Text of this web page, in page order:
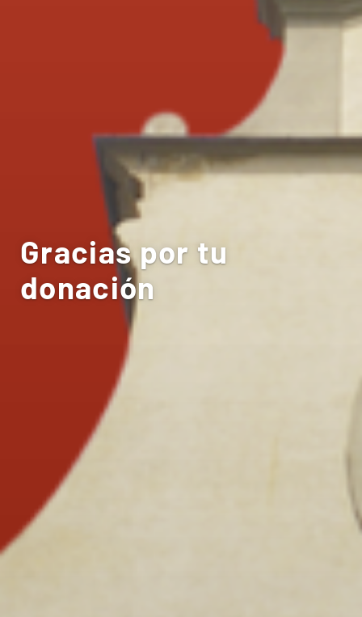
Gracias por tu
donación